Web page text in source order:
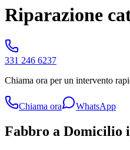
Riparazione
331 246 6237
Chiama ora per un intervento
Chiama ora WhatsApp
Fabbro a Domicilio